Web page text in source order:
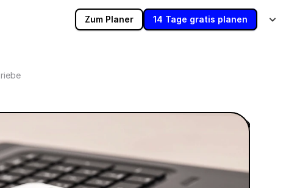
Zum Planer 14 Tage gratis planen